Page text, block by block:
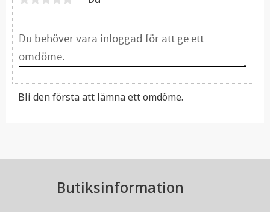
Bli den första att lämna ett omdöme.
Butiksinformation